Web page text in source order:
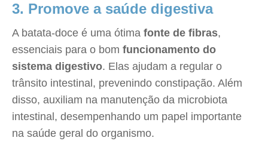
3. Promove a saúde digestiva
A batata-doce é uma ótima fonte de fibras,
essenciais para o bom funcionamento do
sistema digestivo. Elas ajudam a regular o
trânsito intestinal, prevenindo constipação. Além
disso, auxiliam na manutenção da microbiota
intestinal, desempenhando um papel importante
na saúde geral do organismo.